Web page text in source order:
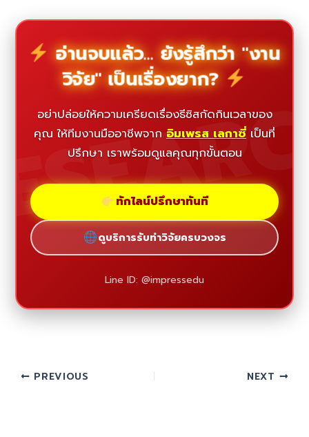
อ่านจบแล้ว... ยังรู้สึกว่า "งาน
วิจัย" เป็นเรื่องยาก?
อย่าปล่อยให้ความเครียดเรื่องธีซิสกัดกินเวลาของ
คุณ ให้ทีมงานมืออาชีพจาก อิมเพรส เลกาซี่ เป็นที่
ปรึกษา เราพร้อมดูแลคุณทุกขั้นตอน
ทักไลน์ปรึกษาทันที
ดูบริการรับทำวิจัยครบวงจร
Line ID: @impressedu
PREVIOUS NEXT